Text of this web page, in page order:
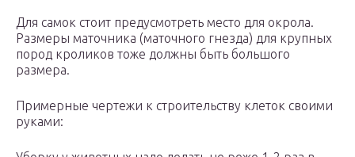
Для самок стоит предусмотреть место для окрола.
Размеры маточника (маточного гнезда) для крупных
пород кроликов тоже должны быть большого
размера.
Примерные чертежи к строительству клеток своими
руками: